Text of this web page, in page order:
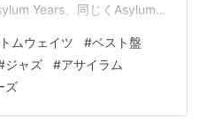
Years、同じくAsylum期
スされないまま今日に至
を出すことに興味がないの
わからないでもない。 だか
には意味がある。 残りの１
トムウェイツ #ベスト盤
ジャズ #アサイラム
ズ